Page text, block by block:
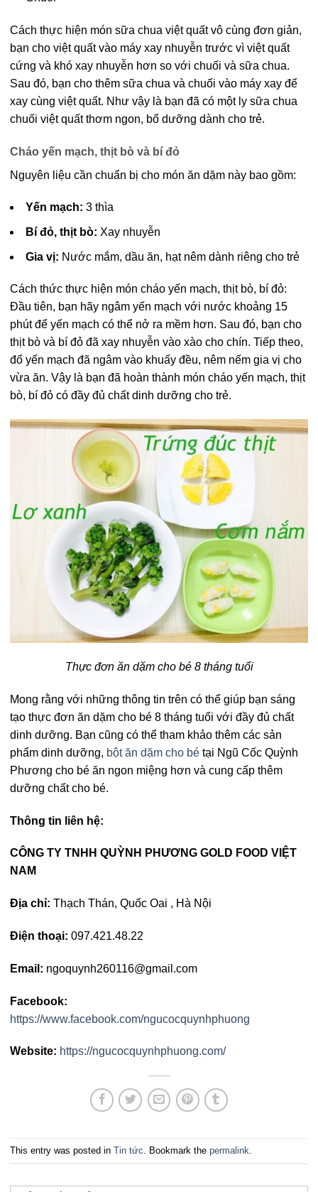
Cách thực hiện món sữa chua việt quất vô cùng đơn giản,
bạn cho việt quất vào máy xay nhuyễn trước vì việt quất
cứng và khó xay nhuyễn hơn so với chuối và sữa chua.
Sau đó, bạn cho thêm sữa chua và chuối vào máy xay để
xay cùng việt quất. Như vậy là bạn đã có một ly sữa chua
chuối việt quất thơm ngon, bổ dưỡng dành cho trẻ.
Cháo yến mạch, thịt bò và bí đỏ
Nguyên liệu cần chuẩn bị cho món ăn dặm này bao gồm:
Yến mạch: 3 thìa
Bí đỏ, thịt bò: Xay nhuyễn
Gia vị: Nước mắm, dầu ăn, hạt nêm dành riêng cho trẻ
Cách thức thực hiện món cháo yến mạch, thịt bò, bí đỏ:
Đầu tiên, bạn hãy ngâm yến mạch với nước khoảng 15
phút để yến mạch có thể nở ra mềm hơn. Sau đó, bạn cho
thịt bò và bí đỏ đã xay nhuyễn vào xào cho chín. Tiếp theo,
đổ yến mạch đã ngâm vào khuấy đều, nêm nếm gia vị cho
vừa ăn. Vậy là bạn đã hoàn thành món cháo yến mạch, thịt
bò, bí đỏ có đầy đủ chất dinh dưỡng cho trẻ.
Thực đơn ăn dặm cho bé 8 tháng tuổi
Mong rằng với những thông tin trên có thể giúp bạn sáng
tạo thực đơn ăn dặm cho bé 8 tháng tuổi với đầy đủ chất
dinh dưỡng. Bạn cũng có thể tham khảo thêm các sản
phẩm dinh dưỡng, bột ăn dặm cho bé tại Ngũ Cốc Quỳnh
Phương cho bé ăn ngon miệng hơn và cung cấp thêm
dưỡng chất cho bé.
Thông tin liên hệ:
CÔNG TY TNHH QUỲNH PHƯƠNG GOLD FOOD VIỆT
NAM
Địa chỉ: Thạch Thán, Quốc Oai , Hà Nội
Điện thoại: 097.421.48.22
Email: ngoquynh260116@gmail.com
Facebook:
https://www.facebook.com/ngucocquynhphuong
Website: https://ngucocquynhphuong.com/
This entry was posted in Tin tức . Bookmark the permalink